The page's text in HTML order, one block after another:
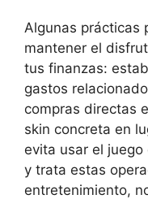
Algunas prácticas
mantener el
tus finanzas:
gastos
compras directas
skin concreta en
evita usar el
y trata estas
entretenimiento,